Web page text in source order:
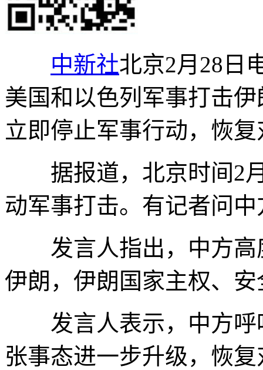
中新社北京2月28日
美国和以色列军事打击
立即停止军事行动，恢
据报道，北京时间2月
动军事打击。有记者问
发言人指出，中方高
伊朗，伊朗国家主权、
发言人表示，中方呼
张事态进一步升级，恢